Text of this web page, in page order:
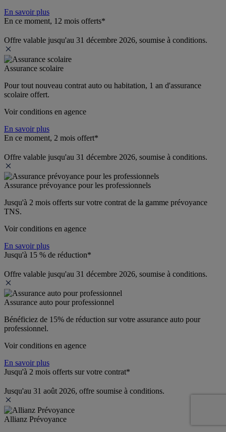
En savoir plus
En ce moment, 12 mois offerts*
Offre valable jusqu'au 31 décembre 2026, soumise à conditions.
Assurance scolaire
Pour tout nouveau contrat auto ou habitation, 1 an d'assurance
scolaire offert.
Voir conditions en agence
En savoir plus
En ce moment, 2 mois offert*
Offre valable jusqu'au 31 décembre 2026, soumise à conditions.
Assurance prévoyance pour les professionnels
Jusqu'à 2 mois offerts sur votre contrat de la gamme prévoyance
TNS.
Voir conditions en agence
En savoir plus
Jusqu'à 15 % de réduction*
Offre valable jusqu'au 31 décembre 2026, soumise à conditions.
Assurance auto pour professionnel
Bénéficiez de 15% de réduction sur votre assurance auto pour
professionnel.
Voir conditions en agence
En savoir plus
Jusqu'à 2 mois offerts sur votre contrat*
Jusqu'au 31 août 2026, offre soumise à conditions.
Allianz Prévoyance